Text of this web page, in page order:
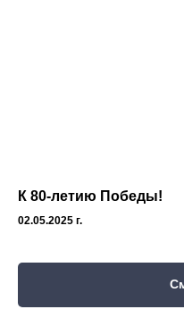
К 80-летию Победы!
02.05.2025 г.